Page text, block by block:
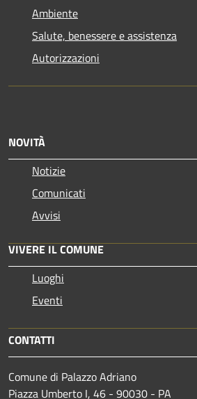
Ambiente
Salute, benessere e assistenza
Autorizzazioni
NOVITÀ
Notizie
Comunicati
Avvisi
VIVERE IL COMUNE
Luoghi
Eventi
CONTATTI
Comune di Palazzo Adriano
Piazza Umberto I, 46 - 90030 - PA